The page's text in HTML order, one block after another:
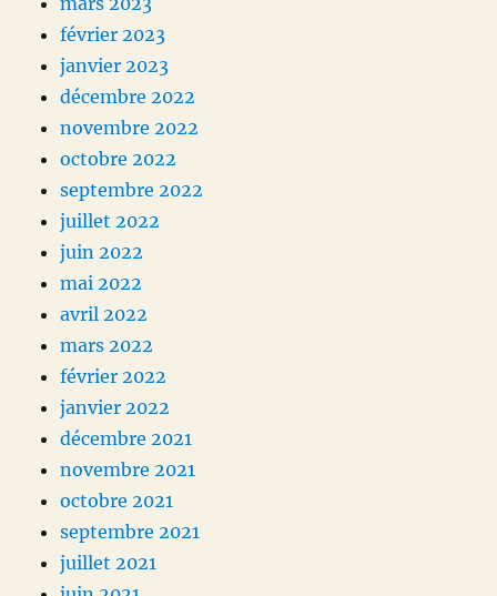
février 2023
janvier 2023
décembre 2022
novembre 2022
octobre 2022
septembre 2022
juillet 2022
juin 2022
mai 2022
avril 2022
mars 2022
février 2022
janvier 2022
décembre 2021
novembre 2021
octobre 2021
septembre 2021
juillet 2021